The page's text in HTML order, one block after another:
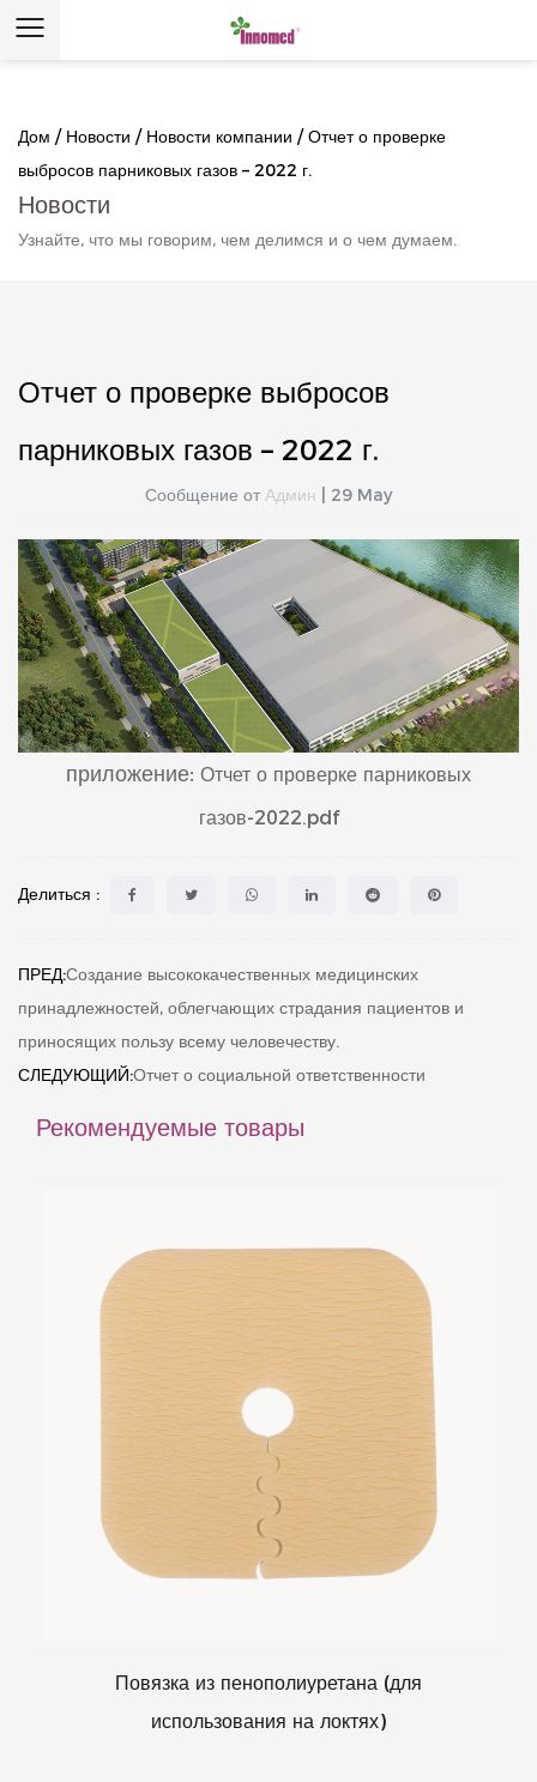
Дом / Новости / Новости компании /Отчет о проверке
выбросов парниковых газов – 2022 г.
Новости
Узнайте, что мы говорим, чем делимся и о чем думаем.
Отчет о проверке выбросов
парниковых газов – 2022 г.
Сообщение от Админ | 29 May
приложение: Отчет о проверке парниковых
газов-2022.pdf
Делиться :
ПРЕД:Создание высококачественных медицинских
принадлежностей, облегчающих страдания пациентов и
приносящих пользу всему человечеству.
СЛЕДУЮЩИЙ:Отчет о социальной ответственности
Рекомендуемые товары
Повязка из пенополиуретана (для
использования на локтях)